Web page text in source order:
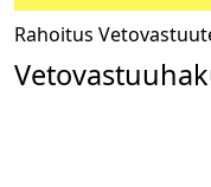
Rahoitus